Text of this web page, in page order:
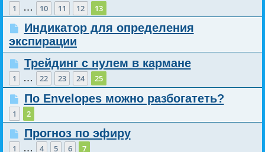
1 … 10 11 12 13
Индикатор для определения
экспирации
Трейдинг с нулем в кармане
1 … 22 23 24 25
По Envelopes можно разбогатеть?
1 2
Прогноз по эфиру
1 … 4 5 6 7